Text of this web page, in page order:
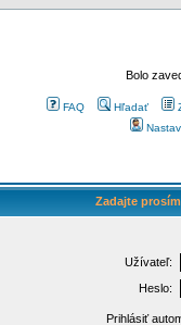
Bolo
FAQ Hľadať
Zadajte
Užívateľ:
Heslo:
Prihlásiť